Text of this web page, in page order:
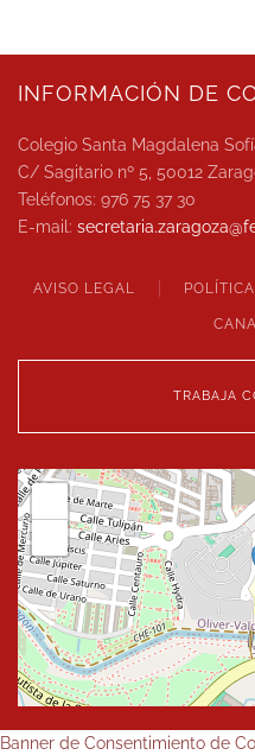
INFORMACIÓN DE
Colegio Santa Magdalena
C/ Sagitario nº 5, 50012
Teléfonos: 976 75 37 30
E-mail: secretaria.zaragoza@
AVISO LEGAL
TRABAJA
Banner de Consentimiento de